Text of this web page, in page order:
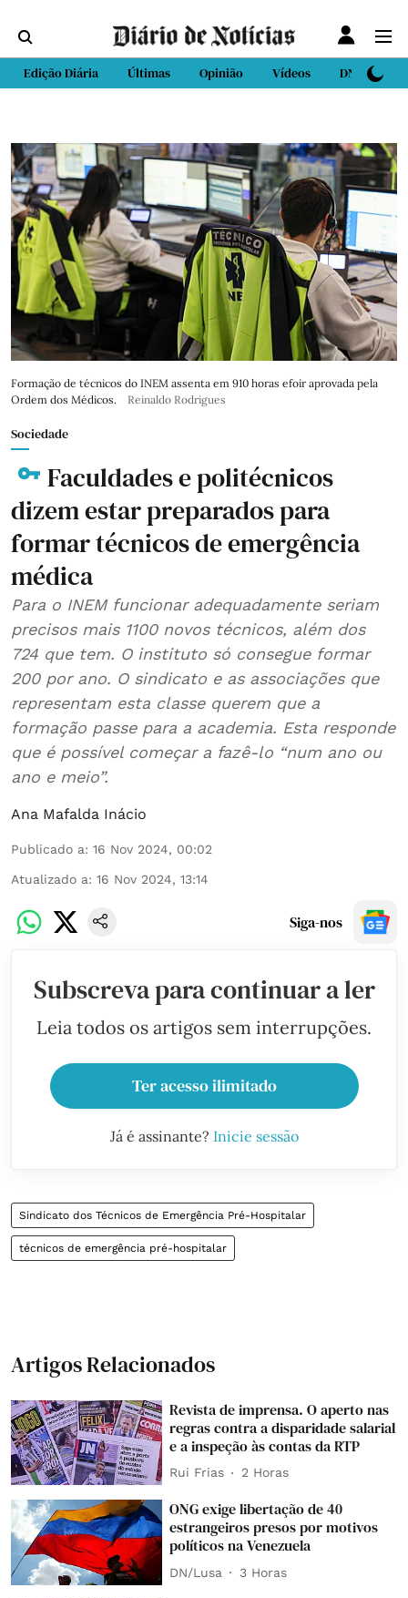
Edição Diária Últimas Opinião Vídeos DN Sport
Formação de técnicos do INEM assenta em 910 horas efoir aprovada pela
Ordem dos Médicos.
Reinaldo Rodrigues
Sociedade
Faculdades e politécnicos
dizem estar preparados para
formar técnicos de emergência
médica
Para o INEM funcionar adequadamente seriam
precisos mais 1100 novos técnicos, além dos
724 que tem. O instituto só consegue formar
200 por ano. O sindicato e as associações que
representam esta classe querem que a
formação passe para a academia. Esta responde
que é possível começar a fazê-lo “num ano ou
ano e meio”.
Ana Mafalda Inácio
Publicado a: 16 Nov 2024, 00:02
Atualizado a: 16 Nov 2024, 13:14
Siga-nos
Subscreva para continuar a ler
Leia todos os artigos sem interrupções.
Ter acesso ilimitado
Já é assinante? Inicie sessão
Sindicato dos Técnicos de Emergência Pré-Hospitalar
técnicos de emergência pré-hospitalar
Artigos Relacionados
Revista de imprensa. O aperto nas
regras contra a disparidade salarial
e a inspeção às contas da RTP
Rui Frias 2 Horas
ONG exige libertação de 40
estrangeiros presos por motivos
políticos na Venezuela
DN/Lusa 3 Horas